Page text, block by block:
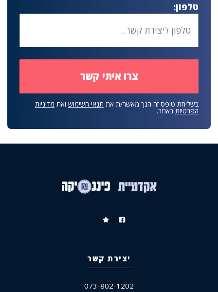
טלפון:
בשליחת טופס זה הנך מאשר/ת את תנאי השימוש ואת מדיניות
הפרטיות באתר.
יצירת קשר
073-802-1202